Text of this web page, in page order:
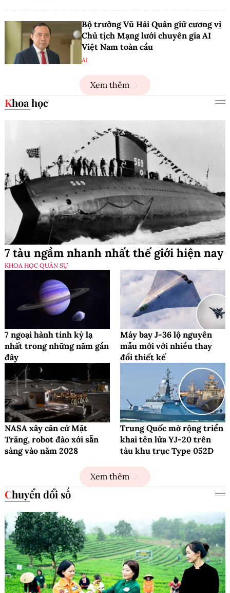
Bộ trưởng Vũ Hải Quân giữ cương vị
Chủ tịch Mạng lưới chuyên gia AI
Việt Nam toàn cầu
AI
Xem thêm
Khoa học
7 tàu ngầm nhanh nhất thế giới hiện nay
KHOA HỌC QUÂN SỰ
7 ngoại hành tinh kỳ lạ
nhất trong những năm gần
đây
Máy bay J-36 lộ nguyên
mẫu mới với nhiều thay
đổi thiết kế
NASA xây căn cứ Mặt
Trăng, robot đào xới sẵn
sàng vào năm 2028
Trung Quốc mở rộng triển
khai tên lửa YJ-20 trên
tàu khu trục Type 052D
Xem thêm
Chuyển đổi số